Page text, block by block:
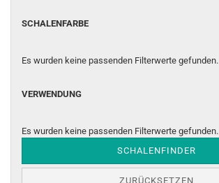
SCHALENFARBE
SCHALENFARBE
Es wurden keine passenden Filterwerte gefunden.
VERWENDUNG
VERWENDUNG
Es wurden keine passenden Filterwerte gefunden.
SCHALENFINDER
ZURÜCKSETZEN